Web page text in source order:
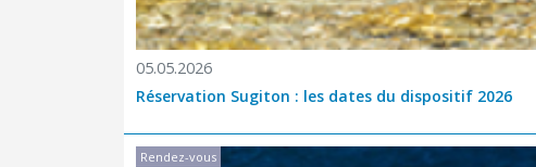
05.05.2026
Réservation Sugiton : les dates du dispositif 2026
Rendez-vous